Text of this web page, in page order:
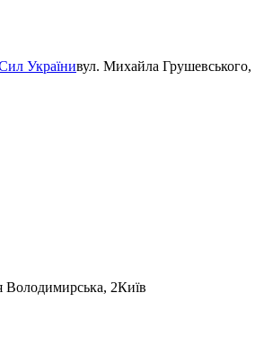
Українивул. Михайла Грушевського,
Володимирська, 2Київ